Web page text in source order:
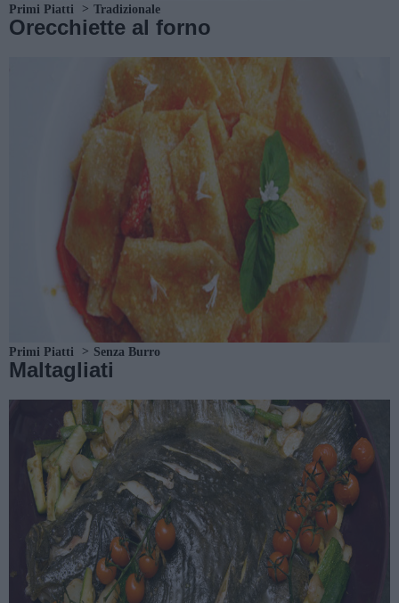
Primi Piatti Tradizionale
Orecchiette al forno
Primi Piatti Senza Burro
Maltagliati